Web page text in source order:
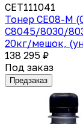
CET111041
Тонер CE08-M
C8045/8030/
20кг/мешок,
138 295 ₽
Под заказ
Предзаказ